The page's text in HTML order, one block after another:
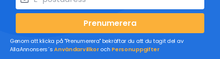
Prenumerera
Genom att klicka på "Prenumerera" bekräftar du att du tagit del av
AllaAnnonsers´sAnvändarvillkoroch Personuppgifter